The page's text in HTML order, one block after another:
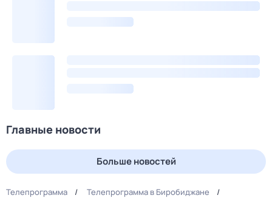
Главные новости
Больше новостей
Телепрограмма
Телепрограмма в Биробиджане